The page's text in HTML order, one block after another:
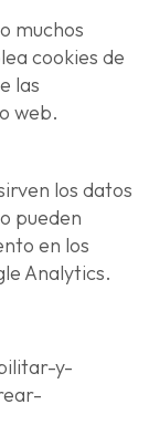
muchos
cookies de
las
web.
los datos
pueden
en los
Analytics.
y-